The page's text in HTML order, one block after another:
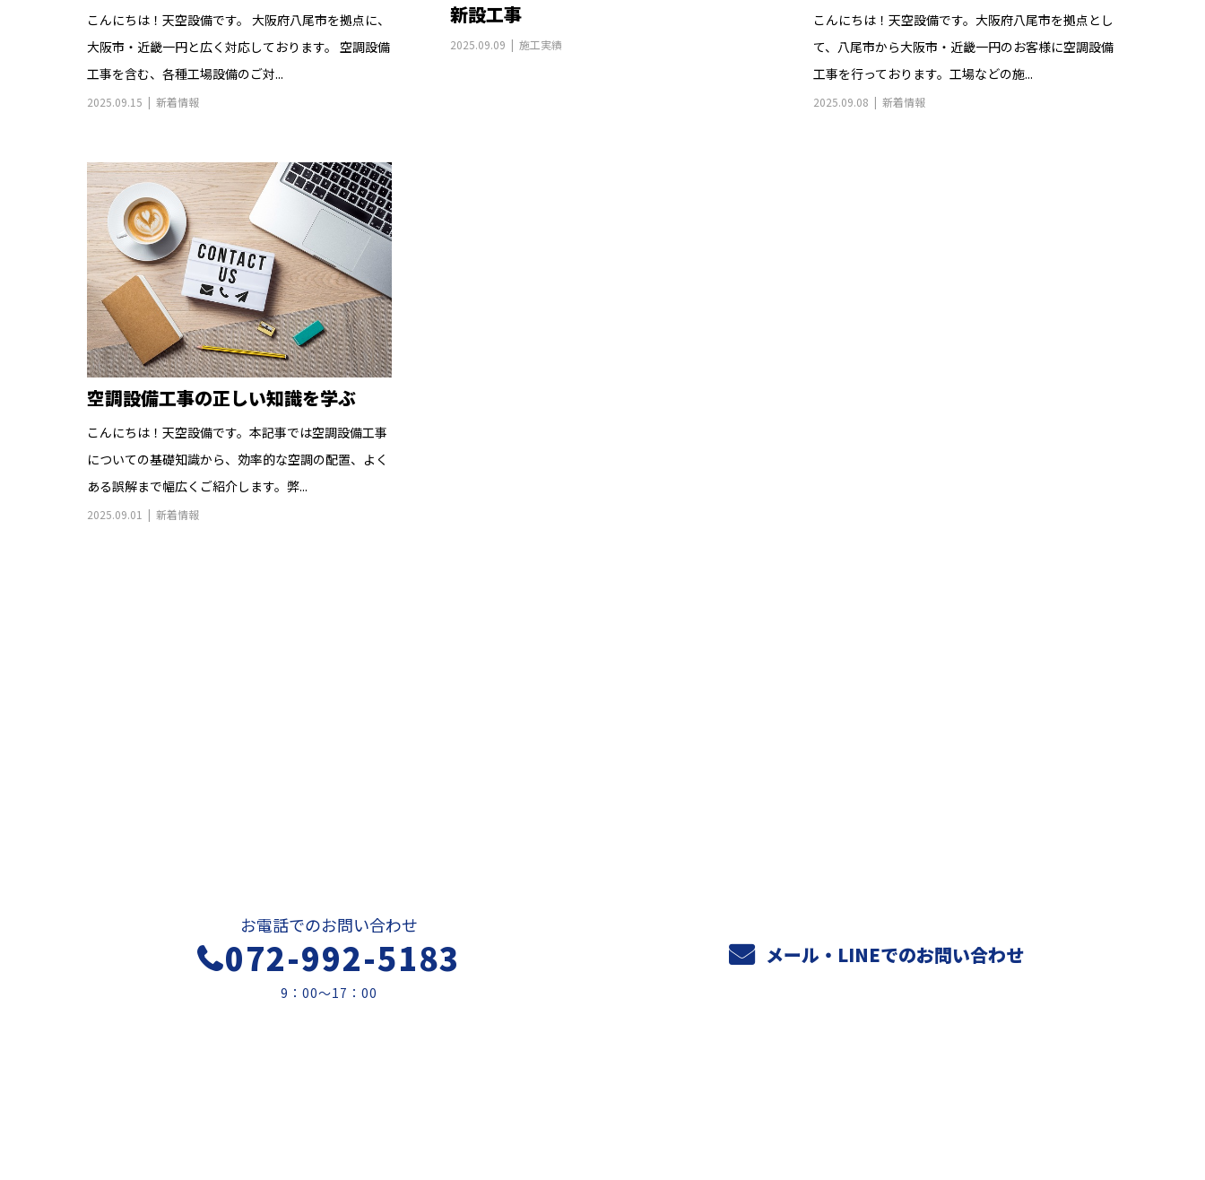
こんにちは！天空設備です。 大阪府八尾市を拠点に、
大阪市・近畿一円と広く対応しております。 空調設備
工事を含む、各種工場設備のご対...
2025.09.15 新着情報
新設工事
2025.09.09 施工実績
こんにちは！天空設備です。大阪府八尾市を拠点とし
て、八尾市から大阪市・近畿一円のお客様に空調設備
工事を行っております。工場などの施...
2025.09.08 新着情報
空調設備工事の正しい知識を学ぶ
こんにちは！天空設備です。本記事では空調設備工事
についての基礎知識から、効率的な空調の配置、よく
ある誤解まで幅広くご紹介します。弊...
2025.09.01 新着情報
お電話でのお問い合わせ
072-992-5183
9：00～17：00
メール・LINEでのお問い合わせ